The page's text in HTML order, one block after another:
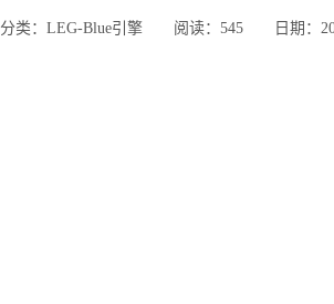
分类：LEG-Blue引擎 ‌‍阅读：545 ‌‍日期：